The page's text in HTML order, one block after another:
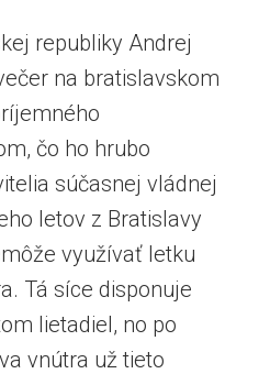
republiky Andrej
na bratislavskom
čo ho hrubo
súčasnej vládnej
letov z Bratislavy
využívať letku
Tá síce disponuje
lietadiel, no po
vnútra už tieto